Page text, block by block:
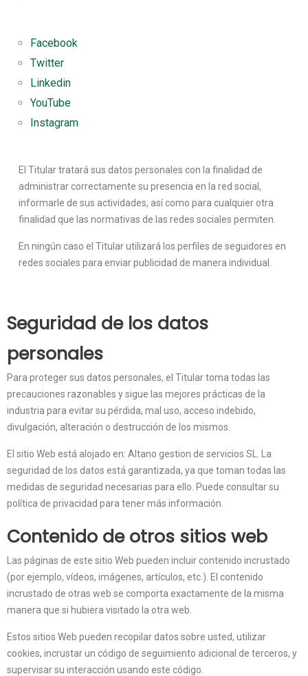
Facebook
Twitter
Linkedin
YouTube
Instagram
El Titular tratará sus datos personales con la finalidad de
administrar correctamente su presencia en la red social,
informarle de sus actividades, así como para cualquier otra
finalidad que las normativas de las redes sociales permiten.
En ningún caso el Titular utilizará los perfiles de seguidores en
redes sociales para enviar publicidad de manera individual.
Seguridad de los datos
personales
Para proteger sus datos personales, el Titular toma todas las
precauciones razonables y sigue las mejores prácticas de la
industria para evitar su pérdida, mal uso, acceso indebido,
divulgación, alteración o destrucción de los mismos.
El sitio Web está alojado en: Altano gestion de servicios SL. La
seguridad de los datos está garantizada, ya que toman todas las
medidas de seguridad necesarias para ello. Puede consultar su
política de privacidad para tener más información.
Contenido de otros sitios web
Las páginas de este sitio Web pueden incluir contenido incrustado
(por ejemplo, vídeos, imágenes, artículos, etc.). El contenido
incrustado de otras web se comporta exactamente de la misma
manera que si hubiera visitado la otra web.
Estos sitios Web pueden recopilar datos sobre usted, utilizar
cookies, incrustar un código de seguimiento adicional de terceros, y
supervisar su interacción usando este código.